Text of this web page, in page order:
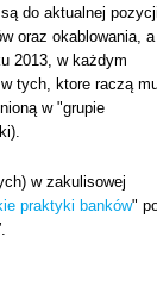
do aktualnej pozycji
oraz okablowania, a
2013, w każdym
tych, ktore raczą
w "grupie
w zakulisowej
praktyki banków"
.